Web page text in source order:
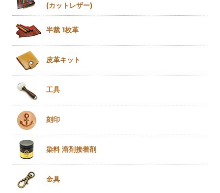
(カットレザー)
半裁 1枚革
皮革キット
工具
刻印
染料 溶剤接着剤
金具